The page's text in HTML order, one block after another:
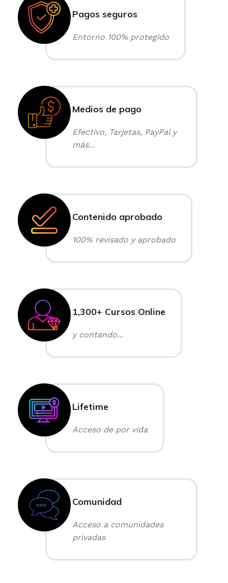
Pagos seguros
Entorno 100% protegido
Medios de pago
Efectivo, Tarjetas, PayPal y
más...
Contenido aprobado
100% revisado y aprobado
1,300+ Cursos Online
y contando...
Lifetime
Acceso de por vida
Comunidad
Acceso a comunidades
privadas